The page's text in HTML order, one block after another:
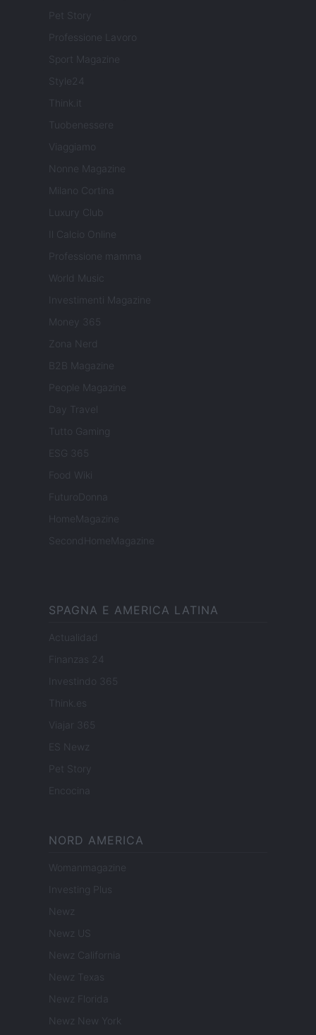
Pet Story
Professione Lavoro
Sport Magazine
Style24
Think.it
Tuobenessere
Viaggiamo
Nonne Magazine
Milano Cortina
Luxury Club
Il Calcio Online
Professione mamma
World Music
Investimenti Magazine
Money 365
Zona Nerd
B2B Magazine
People Magazine
Day Travel
Tutto Gaming
ESG 365
Food Wiki
FuturoDonna
HomeMagazine
SecondHomeMagazine
SPAGNA E AMERICA LATINA
Actualidad
Finanzas 24
Investindo 365
Think.es
Viajar 365
ES Newz
Pet Story
Encocina
NORD AMERICA
Womanmagazine
Investing Plus
Newz
Newz US
Newz California
Newz Texas
Newz Florida
Newz New York